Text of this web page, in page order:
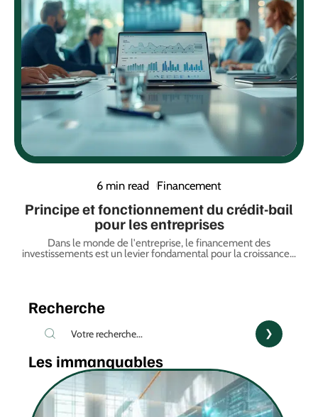
6 min read Financement
Principe et fonctionnement du crédit-bail
pour les entreprises
Dans le monde de l'entreprise, le financement des
investissements est un levier fondamental pour la croissance…
Recherche
Les immanquables